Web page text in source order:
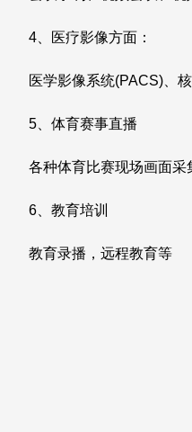
4、医疗影像方面：
医学影像系统(PACS)、核
5、体育赛事直播
各种体育比赛现场画面采
6、教育培训
教育录播，远程教育等